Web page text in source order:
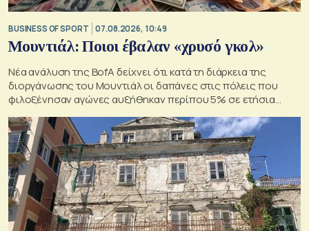
BUSINESS OF SPORT 07.08.2026, 10:49
Μουντιάλ: Ποιοι έβαλαν «χρυσό γκολ»
Νέα ανάλυση της BofA δείχνει ότι κατά τη διάρκεια της
διοργάνωσης του Μουντιάλ οι δαπάνες στις πόλεις που
φιλοξένησαν αγώνες αυξήθηκαν περίπου 5% σε ετήσια
βάση